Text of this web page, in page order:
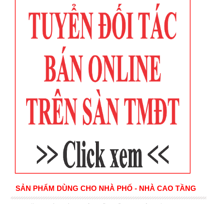
SẢN PHẨM DÙNG CHO NHÀ PHỐ - NHÀ CAO TẦNG